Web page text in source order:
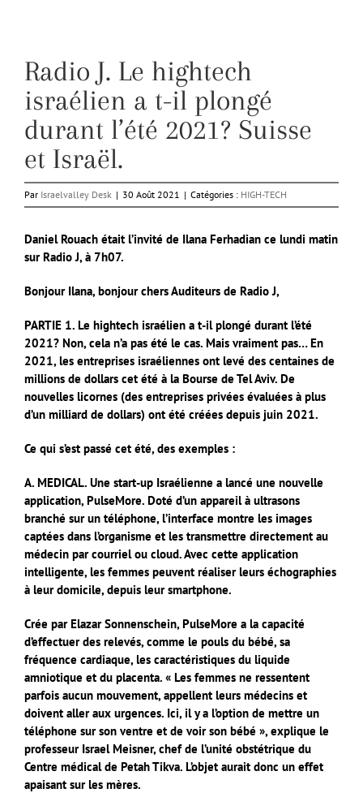
Radio J. Le hightech
israélien a t-il plongé
durant l’été 2021? Suisse
et Israël.
Par Israelvalley Desk | 30 Août 2021 | Catégories : HIGH-TECH
Daniel Rouach était l’invité de Ilana Ferhadian ce lundi matin
sur Radio J, à 7h07.
Bonjour Ilana, bonjour chers Auditeurs de Radio J,
PARTIE 1. Le hightech israélien a t-il plongé durant l’été
2021? Non, cela n’a pas été le cas. Mais vraiment pas…En
2021, les entreprises israéliennes ont levé des centaines de
millions de dollars cet été à la Bourse de Tel Aviv. De
nouvelles licornes (des entreprises privées évaluées à plus
d’un milliard de dollars) ont été créées depuis juin 2021.
Ce qui s’est passé cet été, des exemples :
A. MEDICAL. Une start-up Israélienne a lancé une nouvelle
application, PulseMore. Doté d’un appareil à ultrasons
branché sur un téléphone, l’interface montre les images
captées dans l’organisme et les transmettre directement au
médecin par courriel ou cloud. Avec cette application
intelligente, les femmes peuvent réaliser leurs échographies
à leur domicile, depuis leur smartphone.
Crée par Elazar Sonnenschein, PulseMore a la capacité
d’effectuer des relevés, comme le pouls du bébé, sa
fréquence cardiaque, les caractéristiques du liquide
amniotique et du placenta. « Les femmes ne ressentent
parfois aucun mouvement, appellent leurs médecins et
doivent aller aux urgences. Ici, il y a l’option de mettre un
téléphone sur son ventre et de voir son bébé », explique le
professeur Israel Meisner, chef de l’unité obstétrique du
Centre médical de Petah Tikva. L’objet aurait donc un effet
apaisant sur les mères.